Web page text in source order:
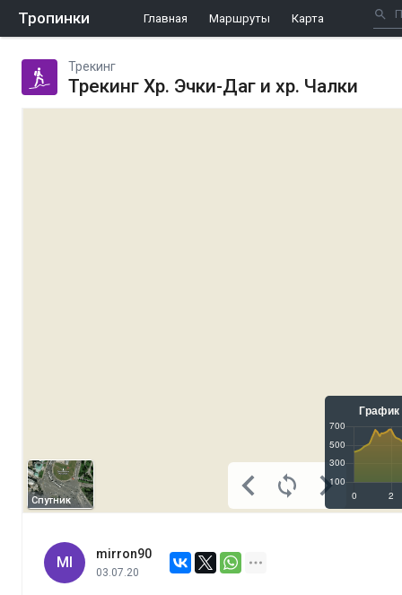
Тропинки Главная Маршруты Карта
Трекинг
Трекинг Хр. Эчки-Даг и хр. Чалки
Спутник
MI
mirron90
03.07.20